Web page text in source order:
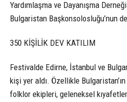
Yardımlaşma ve Dayanışma
Bulgaristan Başkonsolosluğu’nun
350 KİŞİLİK DEV KATILIM
Festivalde Edirne, İstanbul ve
kişi yer aldı. Özellikle
folklor ekipleri, geleneksel